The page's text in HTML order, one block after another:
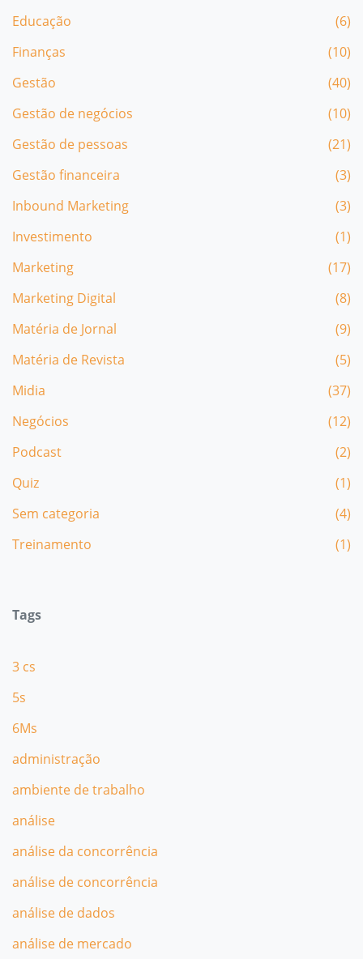
Educação
(6)
Finanças
(10)
Gestão
(40)
Gestão de negócios
(10)
Gestão de pessoas
(21)
Gestão financeira
(3)
Inbound Marketing
(3)
Investimento
(1)
Marketing
(17)
Marketing Digital
(8)
Matéria de Jornal
(9)
Matéria de Revista
(5)
Midia
(37)
Negócios
(12)
Podcast
(2)
Quiz
(1)
Sem categoria
(4)
Treinamento
(1)
Tags
3 cs
5s
6Ms
administração
ambiente de trabalho
análise
análise da concorrência
análise de concorrência
análise de dados
análise de mercado